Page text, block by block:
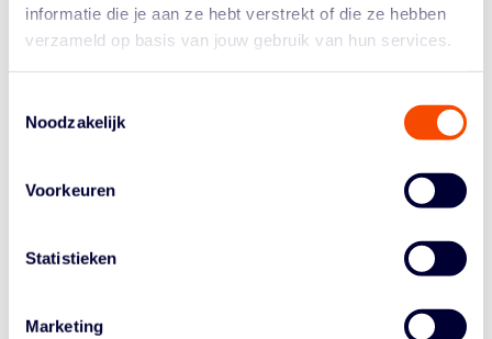
informatie die je aan ze hebt verstrekt of die ze hebben
verzameld op basis van jouw gebruik van hun services.
Noodzakelijk
Voorkeuren
Statistieken
Marketing
REGIONALE AANPAK UIT NAAR